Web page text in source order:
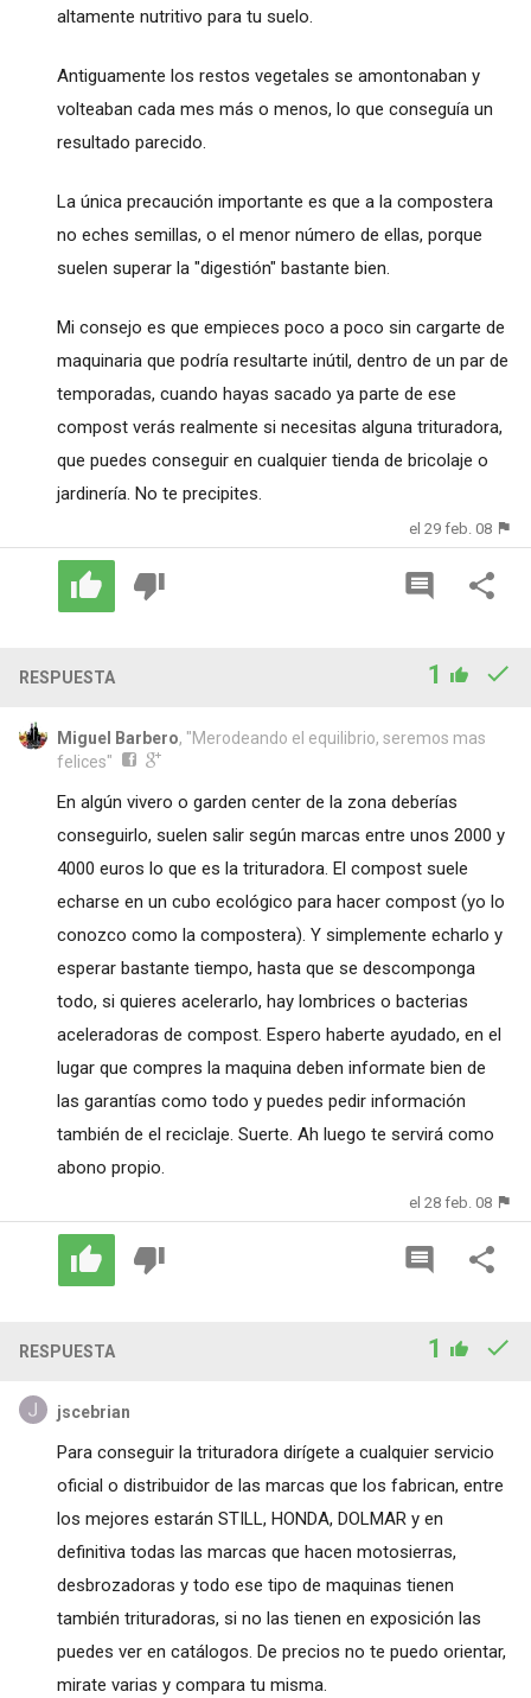
altamente nutritivo para tu suelo.
Antiguamente los restos vegetales se amontonaban y
volteaban cada mes más o menos, lo que conseguía un
resultado parecido.
La única precaución importante es que a la compostera
no eches semillas, o el menor número de ellas, porque
suelen superar la "digestión" bastante bien.
Mi consejo es que empieces poco a poco sin cargarte de
maquinaria que podría resultarte inútil, dentro de un par de
temporadas, cuando hayas sacado ya parte de ese
compost verás realmente si necesitas alguna trituradora,
que puedes conseguir en cualquier tienda de bricolaje o
jardinería. No te precipites.
el 29 feb. 08
RESPUESTA 1
Miguel Barbero, "Merodeando el equilibrio, seremos mas
felices"
En algún vivero o garden center de la zona deberías
conseguirlo, suelen salir según marcas entre unos 2000 y
4000 euros lo que es la trituradora. El compost suele
echarse en un cubo ecológico para hacer compost (yo lo
conozco como la compostera). Y simplemente echarlo y
esperar bastante tiempo, hasta que se descomponga
todo, si quieres acelerarlo, hay lombrices o bacterias
aceleradoras de compost. Espero haberte ayudado, en el
lugar que compres la maquina deben informate bien de
las garantías como todo y puedes pedir información
también de el reciclaje. Suerte. Ah luego te servirá como
abono propio.
el 28 feb. 08
RESPUESTA 1
jscebrian
Para conseguir la trituradora dirígete a cualquier servicio
oficial o distribuidor de las marcas que los fabrican, entre
los mejores estarán STILL, HONDA, DOLMAR y en
definitiva todas las marcas que hacen motosierras,
desbrozadoras y todo ese tipo de maquinas tienen
también trituradoras, si no las tienen en exposición las
puedes ver en catálogos. De precios no te puedo orientar,
mirate varias y compara tu misma.